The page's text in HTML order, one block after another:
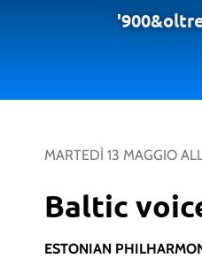
MARTEDÌ 13 MAGGIO
Baltic
ESTONIAN